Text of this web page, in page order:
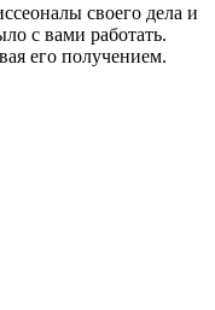
своего дела и
с вами работать.
его получением.